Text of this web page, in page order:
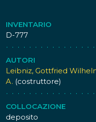
INVENTARIO
D-777
AUTORI
Leibniz, Gottfried
A. (costruttore)
COLLOCAZIONE
deposito